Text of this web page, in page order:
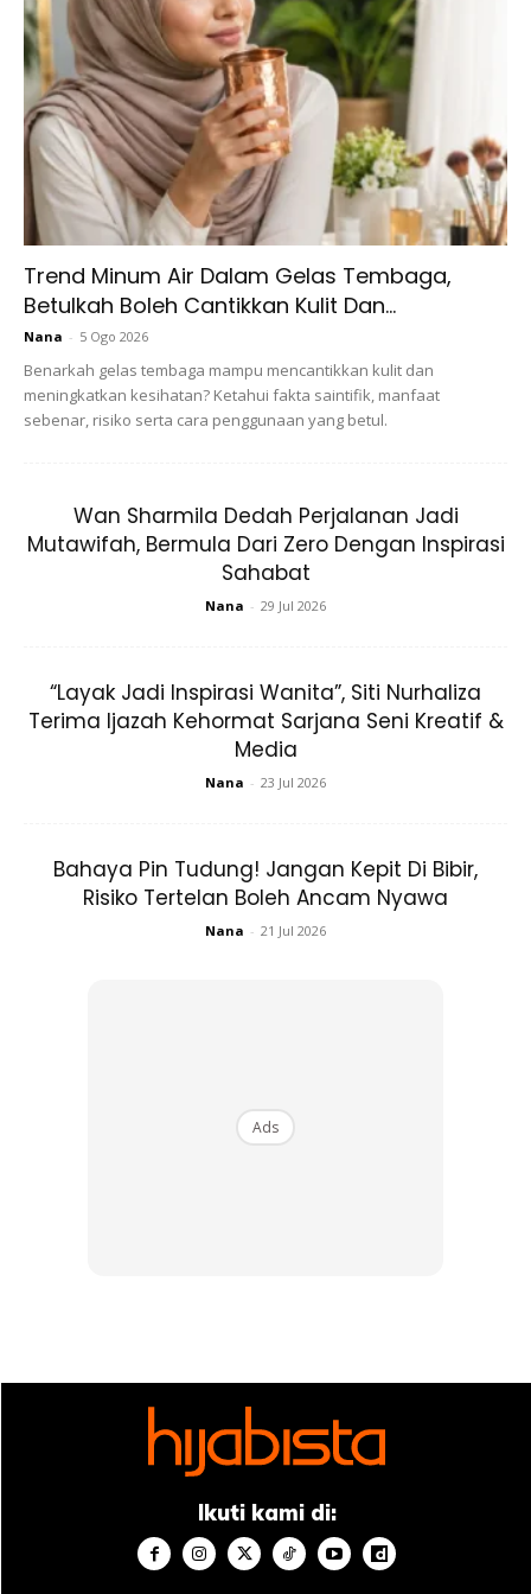
Memperagakan kostum dan tata rias wajah seumpama
hantu yang menyeramkan, tampak ianya satu pesta yang
menyeronokkan. Lebih menyedihkan lagi perayaan ini juga
disambut baik di negara ini apatah lagi mereka yang
menyambut parayaan ini juga dikalangan penganut agama
Islam. Sebagai seorang pendakwah, Ustazah Asma tampil
bertentangan dengan nilai-nilai syariah Islam yang sebenar,
bagi memperingati orang-orang yang telah meninggal
SEJARAH PERAYAAN HALLOWEEN
pejuang-pejuang agama (martyrs) dalam kalangan orang
Berasal daripada istilah All Hallow’s Eve iaitu malam
sebelum all hallow yang merujuk kepada malam
memperingati golongan suci yang telah mati. Ia juga
dikaitkan dengan syaitan, ahli sihir, hantu dan watak-watak
Trend Minum Air Dalam Gelas Tembaga,
Betulkah Boleh Cantikkan Kulit Dan...
Nana - 5 Ogo 2026
Benarkah gelas tembaga mampu mencantikkan kulit dan
meningkatkan kesihatan? Ketahui fakta saintifik, manfaat
sebenar, risiko serta cara penggunaan yang betul.
Wan Sharmila Dedah Perjalanan Jadi
Mutawifah, Bermula Dari Zero Dengan Inspirasi
Sahabat
Nana - 29 Jul 2026
“Layak Jadi Inspirasi Wanita”, Siti Nurhaliza
Terima Ijazah Kehormat Sarjana Seni Kreatif &
Media
Nana - 23 Jul 2026
Bahaya Pin Tudung! Jangan Kepit Di Bibir,
Risiko Tertelan Boleh Ancam Nyawa
Nana - 21 Jul 2026
Ads
Ikuti kami di: